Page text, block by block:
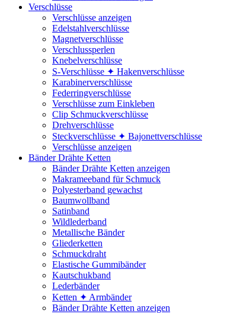
Verschlüsse
Verschlüsse anzeigen
Edelstahlverschlüsse
Magnetverschlüsse
Verschlussperlen
Knebelverschlüsse
S-Verschlüsse ✦ Hakenverschlüsse
Karabinerverschlüsse
Federringverschlüsse
Verschlüsse zum Einkleben
Clip Schmuckverschlüsse
Drehverschlüsse
Steckverschlüsse ✦ Bajonettverschlüsse
Verschlüsse anzeigen
Bänder Drähte Ketten
Bänder Drähte Ketten anzeigen
Makrameeband für Schmuck
Polyesterband gewachst
Baumwollband
Satinband
Wildlederband
Metallische Bänder
Gliederketten
Schmuckdraht
Elastische Gummibänder
Kautschukband
Lederbänder
Ketten ✦ Armbänder
Bänder Drähte Ketten anzeigen